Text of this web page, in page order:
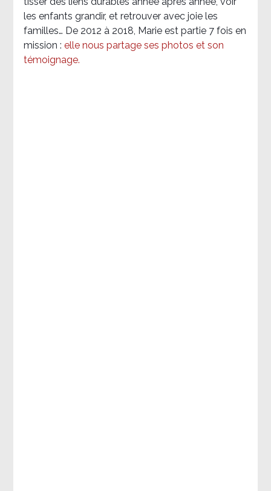
les enfants grandir, et retrouver avec joie les
familles… De 2012 à 2018, Marie est partie 7 fois en
mission : elle nous partage ses photos et son
témoignage.